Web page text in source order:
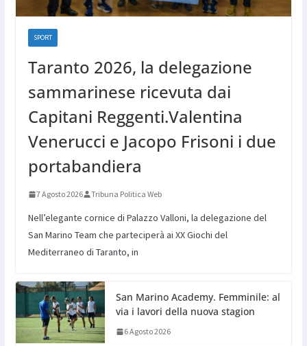
SPORT
Taranto 2026, la delegazione
sammarinese ricevuta dai
Capitani Reggenti.Valentina
Venerucci e Jacopo Frisoni i due
portabandiera
7 Agosto 2026 Tribuna Politica Web
Nell’elegante cornice di Palazzo Valloni, la delegazione del
San Marino Team che parteciperà ai XX Giochi del
Mediterraneo di Taranto, in
San Marino Academy. Femminile: al
via i lavori della nuova stagion
6 Agosto 2026